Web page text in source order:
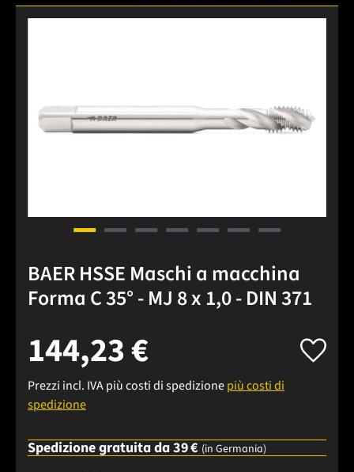
BAER HSSE Maschi a macchina
Forma C 35° - MJ 8 x 1,0 - DIN 371
144,23 €
Prezzi incl. IVA più costi di spedizionepiù costi di
spedizione
Spedizione gratuita da 39 € (in Germania)